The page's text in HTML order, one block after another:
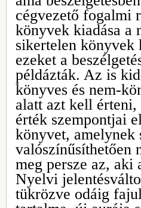
cégvezető fogalmi
könyvek kiadása a
sikertelen könyvek
ezeket a
példázták. Az is
könyves és nem-
alatt azt kell
érték szempontjai
könyvet, amelynek
valószínűsíthetően
meg persze az,
Nyelvi
tükrözve odáig